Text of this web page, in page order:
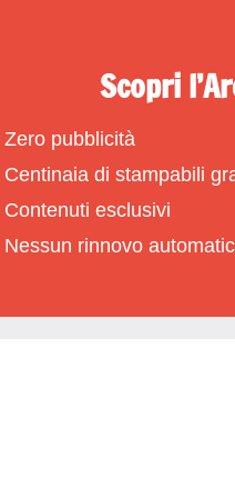
Scopri
Zero pubblicità
Centinaia di stampabili
Contenuti esclusivi
Nessun rinnovo